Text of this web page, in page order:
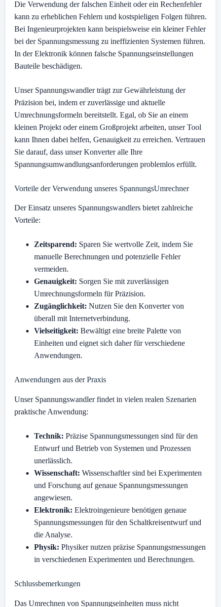
Die Verwendung der falschen Einheit oder ein Rechenfehler
kann zu erheblichen Fehlern und kostspieligen Folgen führen.
Bei Ingenieurprojekten kann beispielsweise ein kleiner Fehler
bei der Spannungsmessung zu ineffizienten Systemen führen.
In der Elektronik können falsche Spannungseinstellungen
Bauteile beschädigen.
Unser Spannungswandler trägt zur Gewährleistung der
Präzision bei, indem er zuverlässige und aktuelle
Umrechnungsformeln bereitstellt. Egal, ob Sie an einem
kleinen Projekt oder einem Großprojekt arbeiten, unser Tool
kann Ihnen dabei helfen, Genauigkeit zu erreichen. Vertrauen
Sie darauf, dass unser Konverter alle Ihre
Spannungsumwandlungsanforderungen problemlos erfüllt.
Vorteile der Verwendung unseres SpannungsUmrechner
Der Einsatz unseres Spannungswandlers bietet zahlreiche
Vorteile:
Zeitsparend: Sparen Sie wertvolle Zeit, indem Sie
manuelle Berechnungen und potenzielle Fehler
vermeiden.
Genauigkeit: Sorgen Sie mit zuverlässigen
Umrechnungsformeln für Präzision.
Zugänglichkeit: Nutzen Sie den Konverter von
überall mit Internetverbindung.
Vielseitigkeit: Bewältigt eine breite Palette von
Einheiten und eignet sich daher für verschiedene
Anwendungen.
Anwendungen aus der Praxis
Unser Spannungswandler findet in vielen realen Szenarien
praktische Anwendung:
Technik: Präzise Spannungsmessungen sind für den
Entwurf und Betrieb von Systemen und Prozessen
unerlässlich.
Wissenschaft: Wissenschaftler sind bei Experimenten
und Forschung auf genaue Spannungsmessungen
angewiesen.
Elektronik: Elektroingenieure benötigen genaue
Spannungsmessungen für den Schaltkreisentwurf und
die Analyse.
Physik: Physiker nutzen präzise Spannungsmessungen
in verschiedenen Experimenten und Berechnungen.
Schlussbemerkungen
Das Umrechnen von Spannungseinheiten muss nicht